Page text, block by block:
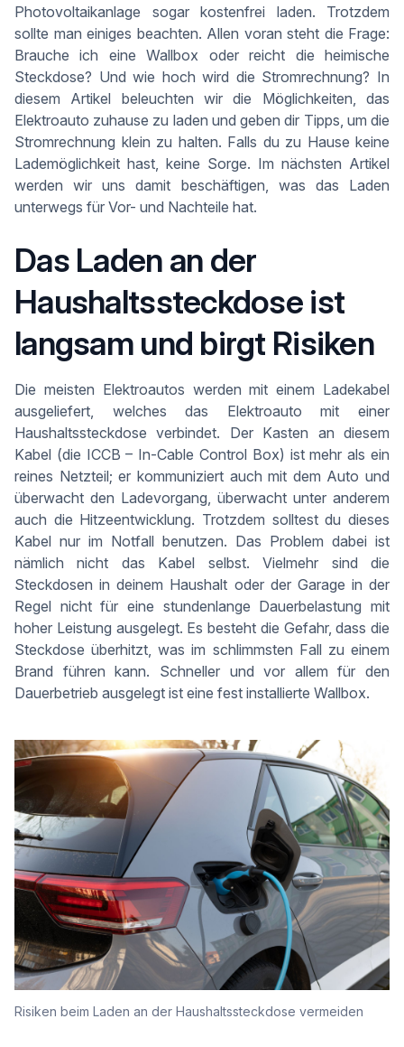
Photovoltaikanlage sogar kostenfrei laden. Trotzdem
sollte man einiges beachten. Allen voran steht die Frage:
Brauche ich eine Wallbox oder reicht die heimische
Steckdose? Und wie hoch wird die Stromrechnung? In
diesem Artikel beleuchten wir die Möglichkeiten, das
Elektroauto zuhause zu laden und geben dir Tipps, um die
Stromrechnung klein zu halten. Falls du zu Hause keine
Lademöglichkeit hast, keine Sorge. Im nächsten Artikel
werden wir uns damit beschäftigen, was das Laden
unterwegs für Vor- und Nachteile hat.
Das Laden an der
Haushaltssteckdose ist
langsam und birgt Risiken
Die meisten Elektroautos werden mit einem Ladekabel
ausgeliefert, welches das Elektroauto mit einer
Haushaltssteckdose verbindet. Der Kasten an diesem
Kabel (die ICCB – In-Cable Control Box) ist mehr als ein
reines Netzteil; er kommuniziert auch mit dem Auto und
überwacht den Ladevorgang, überwacht unter anderem
auch die Hitzeentwicklung. Trotzdem solltest du dieses
Kabel nur im Notfall benutzen. Das Problem dabei ist
nämlich nicht das Kabel selbst. Vielmehr sind die
Steckdosen in deinem Haushalt oder der Garage in der
Regel nicht für eine stundenlange Dauerbelastung mit
hoher Leistung ausgelegt. Es besteht die Gefahr, dass die
Steckdose überhitzt, was im schlimmsten Fall zu einem
Brand führen kann. Schneller und vor allem für den
Dauerbetrieb ausgelegt ist eine fest installierte Wallbox.
Risiken beim Laden an der Haushaltssteckdose vermeiden